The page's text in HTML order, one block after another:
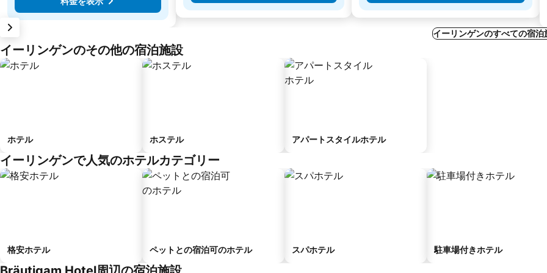
イーリンゲンのすべての宿泊
イーリンゲンのその他の宿泊施設
ホテル ホステル アパートスタイルホテル
イーリンゲンで人気のホテルカテゴリー
格安ホテル ペットとの宿泊可のホテル スパホテル 駐車場付きホテル